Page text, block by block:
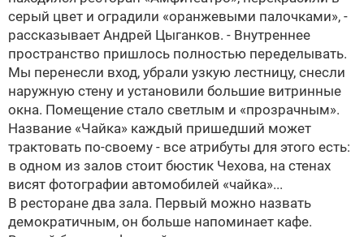
серый цвет и оградили «оранжевыми палочками», -
рассказывает Андрей Цыганков. - Внутреннее
пространство пришлось полностью переделывать.
Мы перенесли вход, убрали узкую лестницу, снесли
наружную стену и установили большие витринные
окна. Помещение стало светлым и «прозрачным».
Название «Чайка» каждый пришедший может
трактовать по-своему - все атрибуты для этого есть:
в одном из залов стоит бюстик Чехова, на стенах
висят фотографии автомобилей «чайка»...
В ресторане два зала. Первый можно назвать
демократичным, он больше напоминает кафе.